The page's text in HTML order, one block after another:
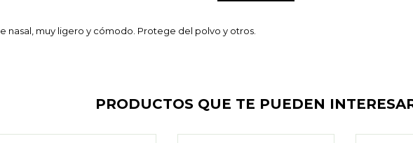
nasal, muy ligero y cómodo. Protege del polvo y otros.
PRODUCTOS QUE TE PUEDEN